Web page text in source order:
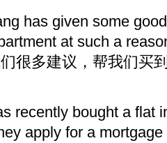
has given some
at such a
很多建议，帮我们买
recently bought a flat
apply for a